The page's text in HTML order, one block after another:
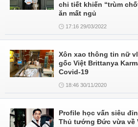
chi tiết khiến “trùm
ăn mất ngủ
17:16 29/03/2022
Xôn xao thông tin nữ
gốc Việt Brittanya
Covid-19
18:46 30/11/2020
Profile học vấn siêu
Thủ tướng Đức vừa về